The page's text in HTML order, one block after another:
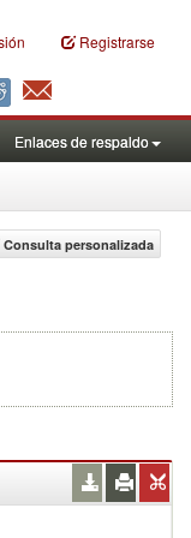
Registrarse
Enlaces de respaldo
Consulta personalizada